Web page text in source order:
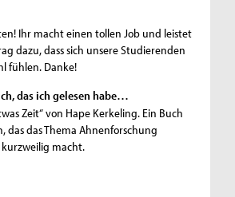
Ihr macht einen tollen Job und leistet
dazu, dass sich unsere Studierenden
fühlen. Danke!
das ich gelesen habe…
Zeit“ von Hape Kerkeling. Ein Buch
das das Thema Ahnenforschung
macht.